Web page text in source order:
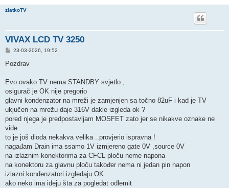
zlatkoTV
VIVAX LCD TV 3250
P
s
23-03-2026, 19:52
Pozdrav
Evo ovako TV nema STANDBY svjetlo ,
osigurač je OK nije pregorio
glavni kondenzator na mreži je zamjenjen sa točno 82uF i kad je TV
ukjučen na mrežu daje 316V dakle izgleda ok ?
pored njega je predpostavljam MOSFET zato jer se nikakve oznake ne
vide
to je još dioda nekakva velika ..provjerio ispravna !
nagađam Drain ima ssamo 1V izmjereno gate 0V ,source 0V
na izlaznim konektorima za CFCL ploču neme napona
na konektoru za glavnu ploču također nema ni jedan pin napon
izlazni kondenzatori izgledaju OK
ako neko ima ideju šta za pogledat odlemit